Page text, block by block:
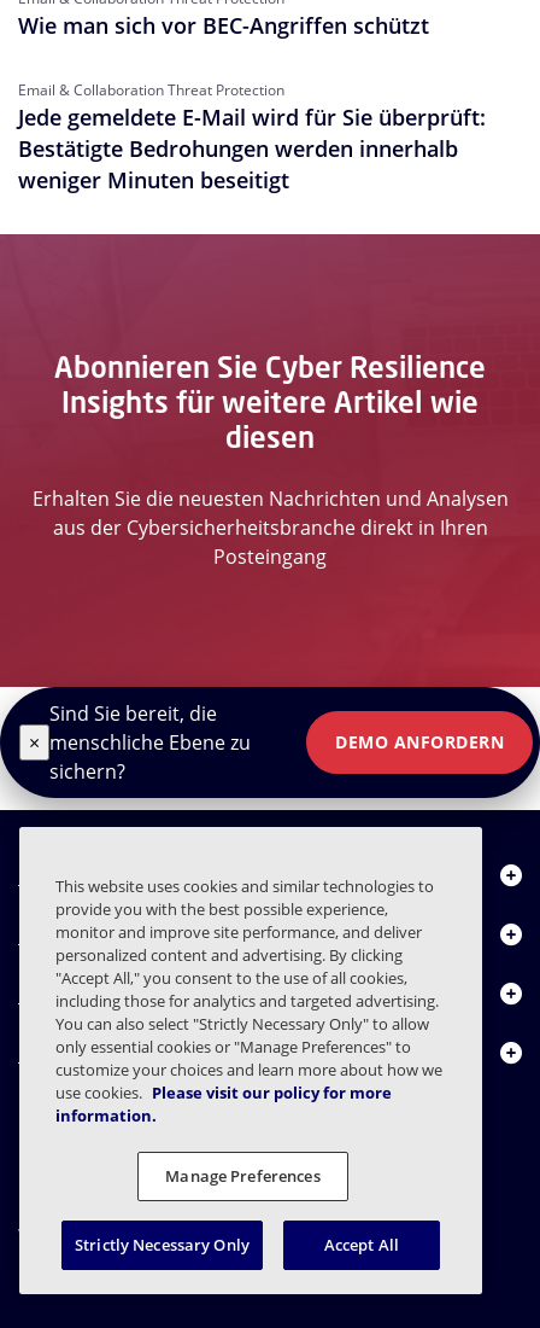
Wie man sich vor BEC-Angriffen schützt
Email & Collaboration Threat Protection
Jede gemeldete E-Mail wird für Sie überprüft:
Bestätigte Bedrohungen werden innerhalb
weniger Minuten beseitigt
Abonnieren Sie Cyber Resilience
Insights für weitere Artikel wie
diesen
Erhalten Sie die neuesten Nachrichten und Analysen
aus der Cybersicherheitsbranche direkt in Ihren
Posteingang
×
Sind Sie bereit, die
menschliche Ebene zu
sichern?
DEMO ANFORDERN
Über uns
Produkte
Ressourcencenter
Kontakt
Datenschutzerklärung
Recht
Einstellungen für den Datenschutz
Verantwortungsvolle Offenlegung
© 2003 - 2026 Mimecast Services Limited
This website uses cookies and similar technologies to
provide you with the best possible experience,
monitor and improve site performance, and deliver
personalized content and advertising. By clicking
"Accept All," you consent to the use of all cookies,
including those for analytics and targeted advertising.
You can also select "Strictly Necessary Only" to allow
only essential cookies or "Manage Preferences" to
customize your choices and learn more about how we
use cookies. Please visit our policy for more
information.
Manage Preferences
Strictly Necessary Only Accept All